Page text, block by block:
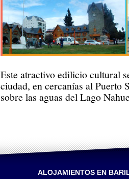
Este atractivo edilicio cultural
ciudad, en cercanías al Puerto
sobre las aguas del Lago
ALOJAMIENTOS EN